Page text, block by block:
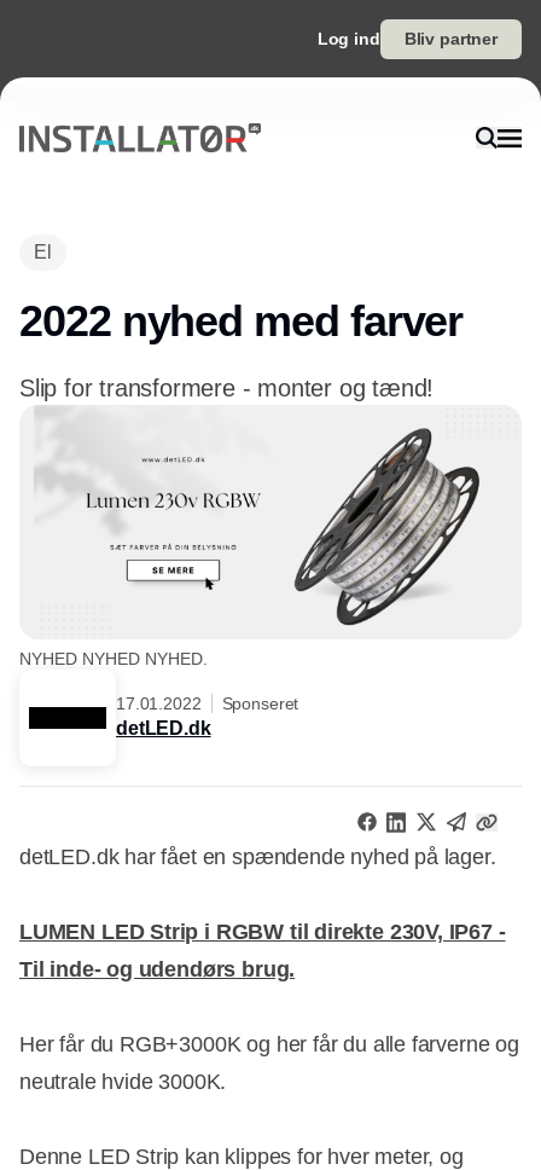
Log ind Bliv partner
El
2022 nyhed med farver
Slip for transformere - monter og tænd!
NYHED NYHED NYHED.
17.01.2022 Sponseret
detLED.dk
detLED.dk har fået en spændende nyhed på lager.
LUMEN LED Strip i RGBW til direkte 230V, IP67 -
Til inde- og udendørs brug.
Her får du RGB+3000K og her får du alle farverne og
neutrale hvide 3000K.
Denne LED Strip kan klippes for hver meter, og